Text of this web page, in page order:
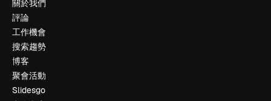
關於我們
評論
工作機會
搜索趨勢
博客
聚會活動
Slidesgo